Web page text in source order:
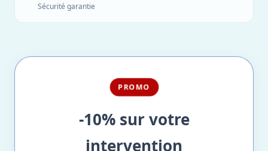
Sécurité garantie
PROMO
-10% sur votre
intervention